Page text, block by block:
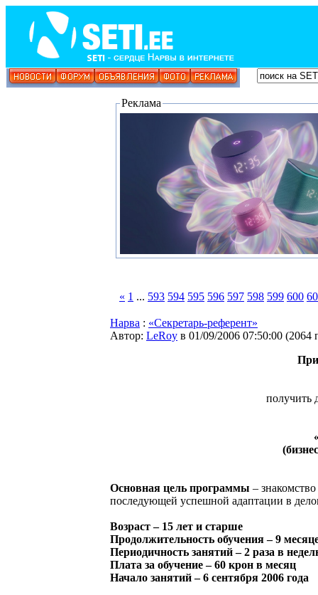
Реклама
« 1 ... 593 594 595 596 597 598 599 600
Нарва : «Секретарь-референт»
Автор: LeRoy в 01/09/2006 07:50:00 (2064
получить
Основная цель программы –
последующей успешной адаптации в
Возраст – 15 лет и старше
Продолжительность обучения – 9
Периодичность занятий – 2 раза в
Плата за обучение – 60 крон в месяц
Начало занятий – 6 сентября 2006 года